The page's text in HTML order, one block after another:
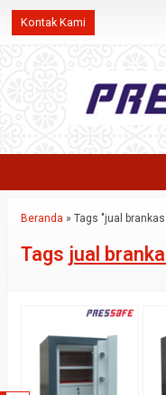
Kontak Kami
Beranda » Tags "jual
Tags jual